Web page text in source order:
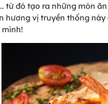
từ đó tạo ra những món
vị truyền thống